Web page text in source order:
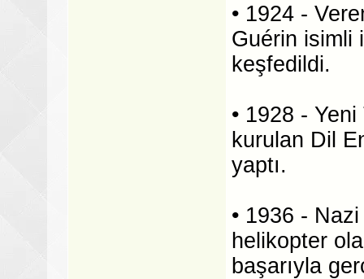
• 1924 -
Guérin isimli
keşfedildi.
• 1928 -
kurulan Dil
yaptı.
• 1936 -
helikopter
başarıyla